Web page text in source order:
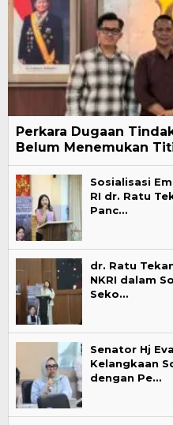
Perkara Dugaan
Belum Menemukan
Sosialisasi
RI dr. Ratu
Panc…
dr. Ratu
NKRI dalam
Seko…
Senator Hj
Kelangkaan
dengan Pe…